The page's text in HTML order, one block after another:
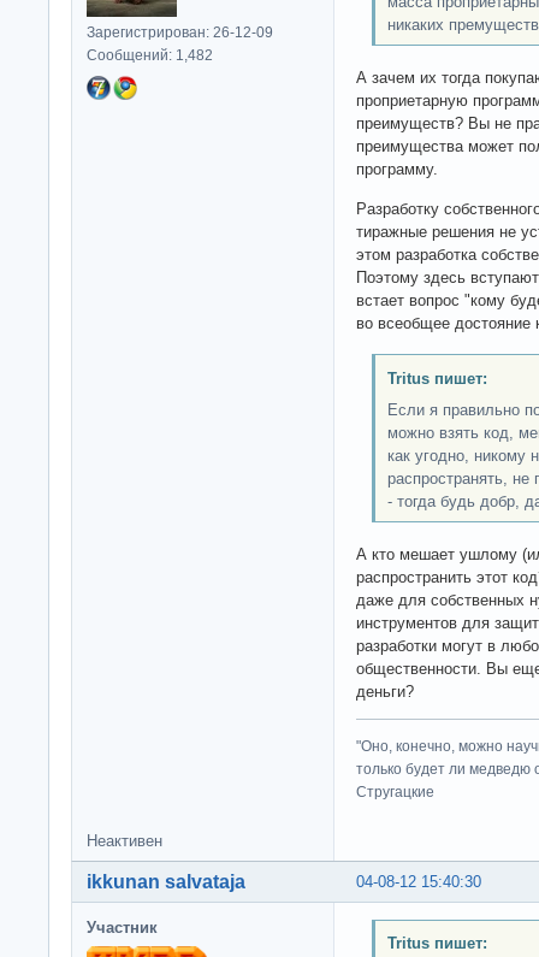
Зарегистрирован: 26-12-09
Сообщений: 1,482
никаких
А зачем их тогда
проприетарную
преимуществ? Вы не
преимущества может
программу.
Разработку
тиражные решения не
этом разработка
Поэтому здесь
встает вопрос "кому
во всеобщее достояние
Tritus пишет:
Если я правильно
можно взять код,
как угодно, никому
распространять,
- тогда будь добр,
А кто мешает ушлому
распространить этот
даже для собственных
инструментов для
разработки могут в
общественности. Вы
деньги?
"Оно, конечно, можно
только будет ли медведю
Стругацкие
Неактивен
04-08-12 15:40:30
ikkunan salvataja
Участник
Tritus пишет: